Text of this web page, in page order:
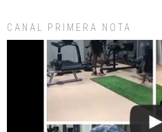
CANAL PRIMERA NOTA